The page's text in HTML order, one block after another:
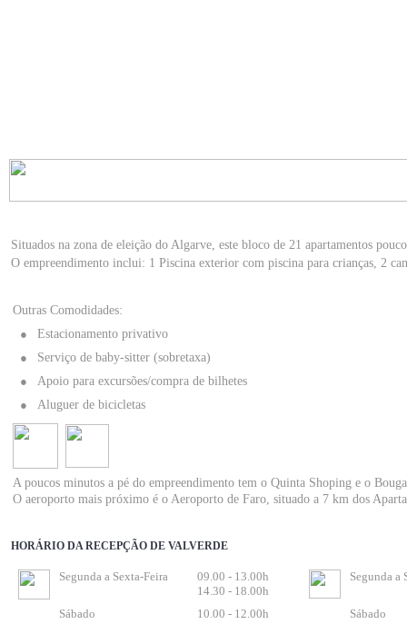
Situados na zona de eleição do Algarve, este bloco de 21 apartamentos
O empreendimento inclui: 1 Piscina exterior com piscina para crianças, 2
Outras Comodidades:
●
Estacionamento privativo
●
Serviço de baby-sitter (sobretaxa)
●
Apoio para excursões/compra de bilhetes
●
Aluguer de bicicletas
A poucos minutos a pé do empreendimento tem o Quinta Shoping e o
O aeroporto mais próximo é o Aeroporto de Faro, situado a 7 km dos
HORÁRIO DA RECEPÇÃO DE VALVERDE
Segunda a Sexta-Feira
09.00 - 13.00h
14.30 - 18.00h
Segunda a
Sábado 10.00 - 12.00h
Sábado